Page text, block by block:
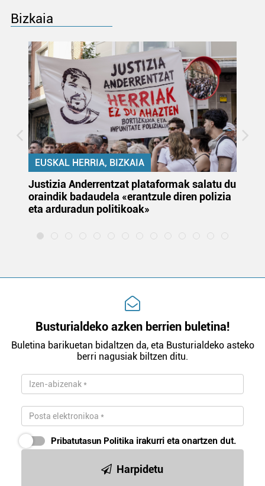
Bizkaia
EUSKAL HERRIA, BIZKAIA
Justizia Anderrentzat plataformak salatu du
oraindik badaudela «erantzule diren polizia
eta arduradun politikoak»
Busturialdeko azken berrien buletina!
Buletina barikuetan bidaltzen da, eta Busturialdeko asteko
berri nagusiak biltzen ditu.
Pribatutasun Politika irakurri eta onartzen dut.
Harpidetu